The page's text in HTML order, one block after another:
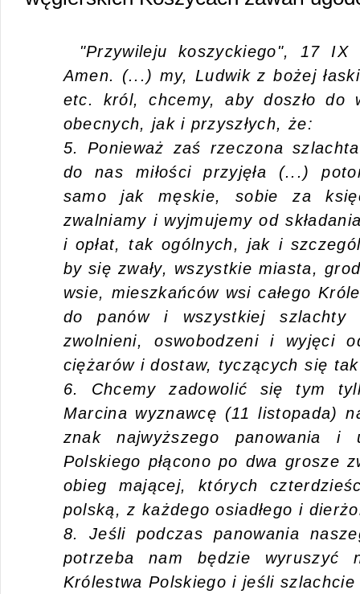
"Przywileju koszyckiego", 17
Amen. (...) my, Ludwik z bożej
etc. król, chcemy, aby doszło do
obecnych, jak i przyszłych, że:
5. Ponieważ zaś rzeczona
do nas miłości przyjęła (...)
samo jak męskie, sobie za
zwalniamy i wyjmujemy od
i opłat, tak ogólnych, jak i
by się zwały, wszystkie miasta,
wsie, mieszkańców wsi całego
do panów i wszystkiej
zwolnieni, oswobodzeni i wyjęci
ciężarów i dostaw, tyczących się
6. Chcemy zadowolić się tym
Marcina wyznawcę (11 listopada)
znak najwyższego panowania i
Polskiego płącono po dwa grosze
obieg mającej, których
polską, z każdego osiadłego i
8. Jeśli podczas panowania
potrzeba nam będzie wyruszyć
Królestwa Polskiego i jeśli